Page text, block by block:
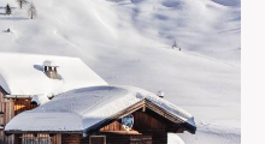
ou venez
St Pierre, 66210